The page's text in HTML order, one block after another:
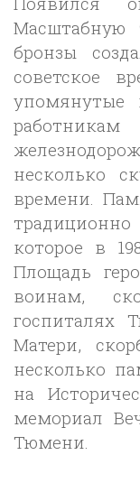
Масштабную
бронзы
советское
упомянутые
несколько
времени.
которое в
Площадь
воинам,
госпиталях
Матери,
несколько
на
мемориал
Тюмени.